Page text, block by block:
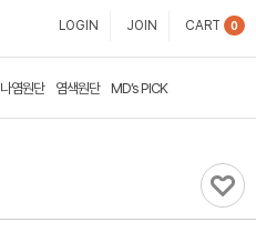
LOGIN JOIN CART 0
나염원단 염색원단 MD’s PICK